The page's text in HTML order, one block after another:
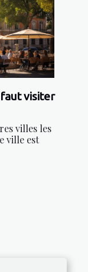
visiter
villes les
ville est